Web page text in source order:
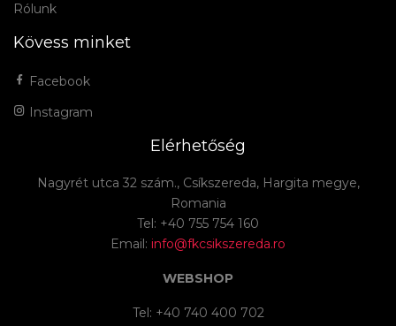
Rólunk
Kövess minket
Facebook
Instagram
Elérhetőség
Nagyrét utca 32 szám., Csíkszereda, Hargita megye,
Romania
Tel: +40 755 754 160
Email: info@fkcsikszereda.ro
WEBSHOP
Tel: +40 740 400 702